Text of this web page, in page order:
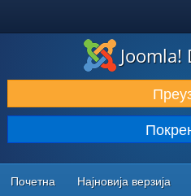
ПРЕУЗИМАЊЕ И ПРОШИРЕЊА
ОТКРИЈТЕ И НАУЧИТЕ
ЗАЈЕДНИЦА И ПОДРШКА
РЕСУРСИ ЗА РАЗВОЈ
Почетна Најновија верзија